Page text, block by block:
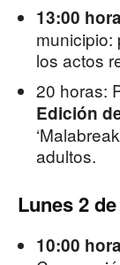
13:00
municipio:
los actos
20 horas:
Edición
adultos.
Lunes 2
10:00